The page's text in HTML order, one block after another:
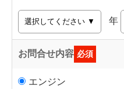
年
お問合せ内容 必須
エンジン